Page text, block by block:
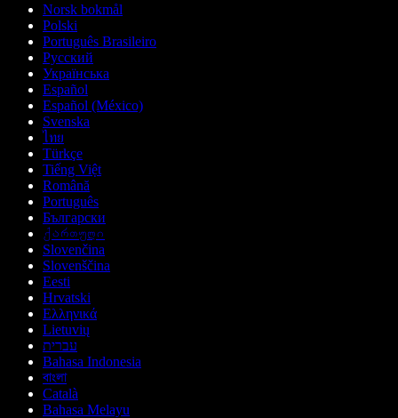
Norsk bokmål
Polski
Português Brasileiro
Русский
Українська
Español
Español (México)
Svenska
ไทย
Türkçe
Tiếng Việt
Română
Português
Български
ქართული
Slovenčina
Slovenščina
Eesti
Hrvatski
Ελληνικά
Lietuvių
עברית
Bahasa Indonesia
বাংলা
Català
Bahasa Melayu